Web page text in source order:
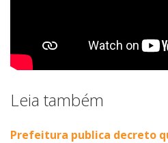
Leia também
Prefeitura publica decreto